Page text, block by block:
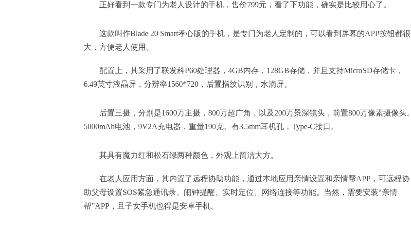
正好看到一款专门为老人设计的手机，售价799元，看了下功能，确实是比较用心了。
这款叫作Blade 20 Smart孝心版的手机，是专门为老人定制的，可以看到屏幕的APP按钮都很
大，方便老人使用。
配置上，其采用了联发科P60处理器，4GB内存，128GB存储，并且支持MicroSD存储卡，
6.49英寸液晶屏，分辨率1560*720，后置指纹识别，水滴屏。
后置三摄，分别是1600万主摄，800万超广角，以及200万景深镜头，前置800万像素摄像头。
5000mAh电池，9V2A充电器，重量190克。有3.5mm耳机孔，Type-C接口。
其具有魔力红和松石绿两种颜色，外观上简洁大方。
在老人应用方面，其内置了远程协助功能，通过本地应用亲情设置和亲情帮APP，可远程协
助父母设置SOS紧急通讯录、闹钟提醒、实时定位、网络连接等功能。当然，需要安装“亲情
帮”APP，且子女手机也得是安卓手机。